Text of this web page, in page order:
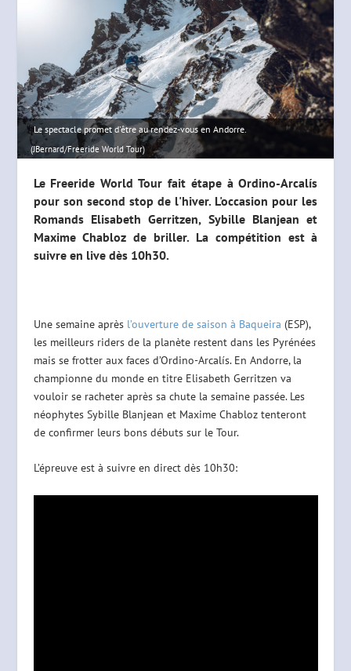
Le spectacle promet d'être au rendez-vous en Andorre.
(JBernard/Freeride World Tour)
Le Freeride World Tour fait étape à Ordino-Arcalís
pour son second stop de l'hiver. L'occasion pour les
Romands Elisabeth Gerritzen, Sybille Blanjean et
Maxime Chabloz de briller. La compétition est à
suivre en live dès 10h30.
Une semaine après l’ouverture de saison à Baqueira (ESP),
les meilleurs riders de la planète restent dans les Pyrénées
mais se frotter aux faces d’Ordino-Arcalís. En Andorre, la
championne du monde en titre Elisabeth Gerritzen va
vouloir se racheter après sa chute la semaine passée. Les
néophytes Sybille Blanjean et Maxime Chabloz tenteront
de confirmer leurs bons débuts sur le Tour.
L’épreuve est à suivre en direct dès 10h30: